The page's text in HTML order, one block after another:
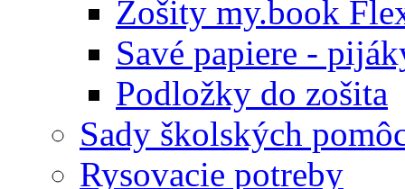
Zošity my.book
Savé papiere -
Podložky do zošita
Sady školských
Rysovacie potreby